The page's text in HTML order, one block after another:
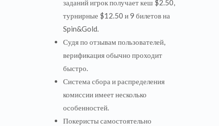
заданий игрок получает кеш $2.50,
турнирные $12.50 и 9 билетов на
Spin&Gold.
Судя по отзывам пользователей,
верификация обычно проходит
быстро.
Система сбора и распределения
комиссии имеет несколько
особенностей.
Покеристы самостоятельно